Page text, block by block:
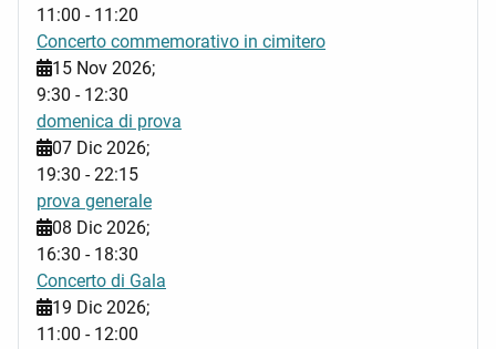
11:00 - 11:20
Concerto commemorativo in cimitero
15 Nov 2026;
9:30 - 12:30
domenica di prova
07 Dic 2026;
19:30 -22:15
prova generale
08 Dic 2026;
16:30 - 18:30
Concerto di Gala
19 Dic 2026;
11:00 - 12:00